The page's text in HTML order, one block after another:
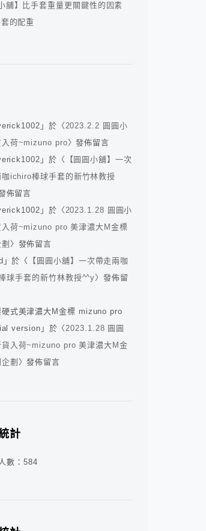
舖】比手套重量更關鍵性的因素
的配重
」於〈2023.2.2 圓圓小
入荷~mizuno pro〉發佈留言
」於〈
【圓圓小舖】一次
咖ichiro棒球手套的新竹林教授
佈留言
」於〈2023.1.28 圓圓小
入荷~mizuno pro 美津濃大M金標
〉發佈留言
」於〈
【圓圓小舖】一次帶走兩咖
球手套的新竹林教授^^y〉發佈留
硬式美津濃大M金標 mizuno pro
version 」於〈2023.1.28 圓圓
貨入荷~mizuno pro 美津濃大M金
劃 〉發佈留言
計
數： 584